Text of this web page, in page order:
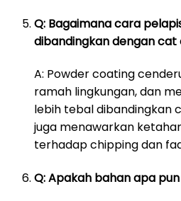
Q: Bagaimana cara
dibandingkan dengan cat
A: Powder coating
ramah lingkungan, dan
lebih tebal dibandingkan
juga menawarkan
terhadap chipping dan
Q: Apakah bahan apa